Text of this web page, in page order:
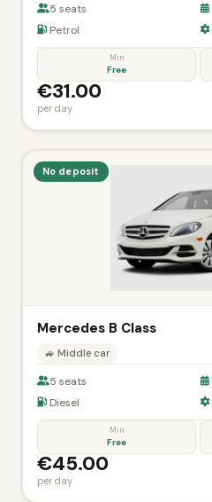
5 seats
Petrol
Min
Free
€31.00
per day
No deposit
Mercedes B Class
🚙 Middle car
5 seats
Diesel
Min
Free
€45.00
per day